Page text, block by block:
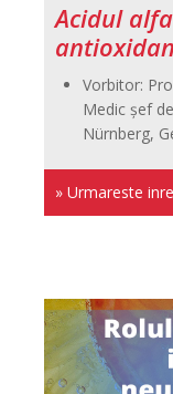
Acidul
Vorbitor:
Medic şef
Nürnberg,
» Urmareste